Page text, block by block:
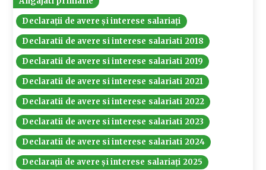
Declarații de avere și interese salariați
Declaratii de avere si interese salariati 2018
Declaratii de avere si interese salariati 2019
Declaratii de avere si interese salariati 2021
Declaratii de avere si interese salariati 2022
Declaratii de avere si interese salariati 2023
Declaratii de avere si interese salariati 2024
Declarații de avere și interese salariați 2025